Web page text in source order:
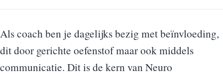
Als coach ben je dagelijks bezig met beïnvloeding,
dit door gerichte oefenstof maar ook middels
communicatie. Dit is de kern van Neuro